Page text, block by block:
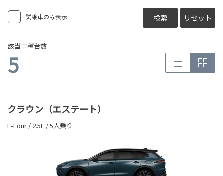
試乗車のみ表示 検索 リセット
該当車種台数
5
クラウン（エステート）
E-Four / 2.5L / 5人乗り